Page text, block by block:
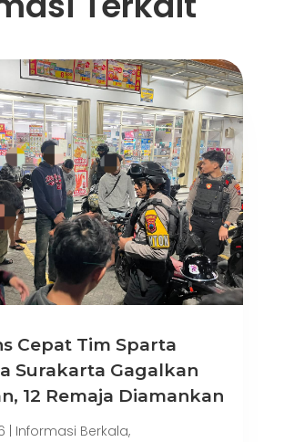
Cepat Tim Sparta
Surakarta Gagalkan
12 Remaja Diamankan
Informasi Berkala,